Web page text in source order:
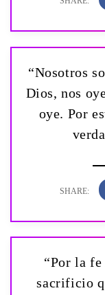
“Nosotros
Dios, nos
oye. Por
“Por la
sacrificio